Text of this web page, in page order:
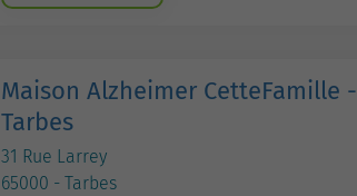
Maison Alzheimer CetteFamille -
Tarbes
31 Rue Larrey
65000 - Tarbes